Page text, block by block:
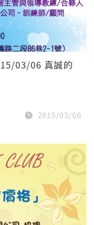
03/06 真誠的
2015/03/06